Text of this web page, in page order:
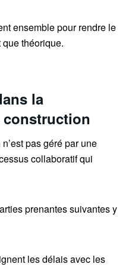
ensemble pour rendre le
théorique.
la
pas géré par une
collaboratif qui
prenantes suivantes y
les délais avec les